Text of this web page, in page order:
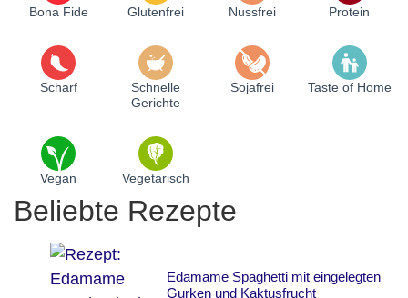
Bona Fide Glutenfrei Nussfrei Protein
Scharf
Schnelle
Gerichte
Sojafrei Taste of Home
Vegan Vegetarisch
Beliebte Rezepte
Edamame Spaghetti mit eingelegten
Gurken und Kaktusfrucht